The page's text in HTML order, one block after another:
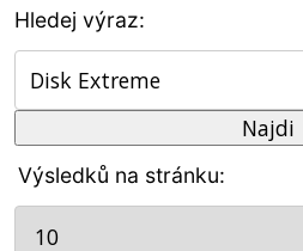
Hledej výraz:
Výsledků na stránku: